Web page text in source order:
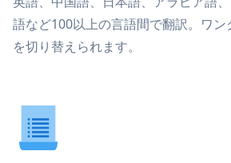
語など100以上の言語間で翻訳。ワ
を切り替えられます。